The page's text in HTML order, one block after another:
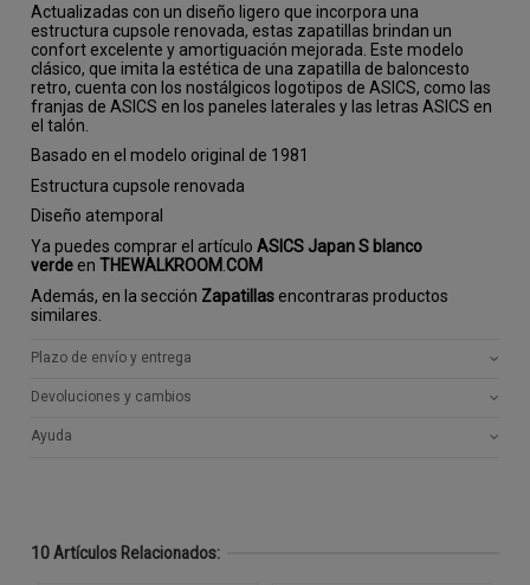
Actualizadas con un diseño ligero que incorpora una
estructura cupsole renovada, estas zapatillas brindan un
confort excelente y amortiguación mejorada. Este modelo
clásico, que imita la estética de una zapatilla de baloncesto
retro, cuenta con los nostálgicos logotipos de ASICS, como las
franjas de ASICS en los paneles laterales y las letras ASICS en
el talón.
Basado en el modelo original de 1981
Estructura cupsole renovada
Diseño atemporal
Ya puedes comprar el artículoASICS Japan S blanco
verde enTHEWALKROOM .COM
Además, en la sección Zapatillas encontraras productos
similares.
Plazo de envío y entrega
Devoluciones y cambios
Ayuda
10 Artículos Relacionados: